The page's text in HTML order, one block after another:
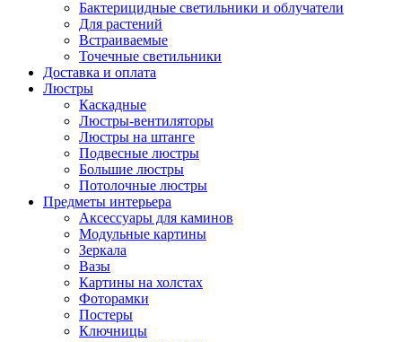
Бактерицидные светильники и облучатели
Для растений
Встраиваемые
Точечные светильники
Доставка и оплата
Люстры
Каскадные
Люстры-вентиляторы
Люстры на штанге
Подвесные люстры
Большие люстры
Потолочные люстры
Предметы интерьера
Аксессуары для каминов
Модульные картины
Зеркала
Вазы
Картины на холстах
Фоторамки
Постеры
Ключницы